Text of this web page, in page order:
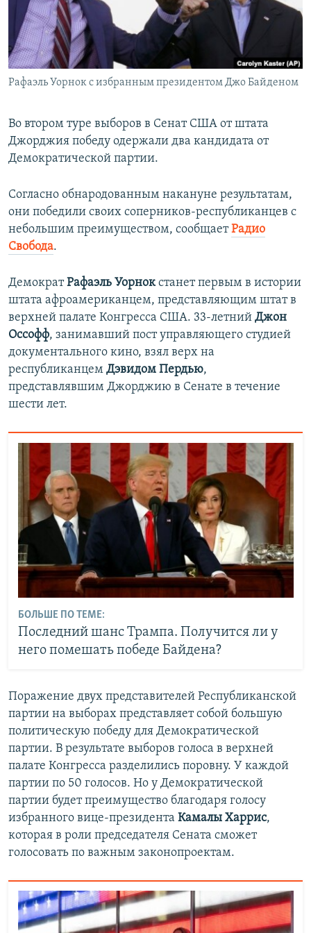
ПОБЕДИТЕЛЕЙ НЕ СУДЯТ?
КРЫМ.НЕПОКОРЕННЫЙ
ELIFBE
УКРАИНСКАЯ ПРОБЛЕМА КРЫМА
ПРИСОЕДИНЯЙТЕСЬ!
Рафаэль Уорнок с избранным президентом Джо Байденом
Во втором туре выборов в Сенат США от штата
Джорджия победу одержали два кандидата от
Демократической партии.
Согласно обнародованным накануне результатам,
они победили своих соперников-республиканцев с
небольшим преимуществом, сообщаетРадио
Свобода.
ДемократРафаэль Уорнокстанет первым в истории
штата афроамериканцем, представляющим штат в
верхней палате Конгресса США. 33-летний Джон
Оссофф, занимавший пост управляющего студией
документального кино, взял верх на
республиканцем Дэвидом Пердью,
представлявшим Джорджию в Сенате в течение
шести лет.
БОЛЬШЕ ПО ТЕМЕ:
Последний шанс Трампа. Получится ли у
него помешать победе Байдена?
Поражение двух представителей Республиканской
партии на выборах представляет собой большую
политическую победу для Демократической
партии. В результате выборов голоса в верхней
палате Конгресса разделились поровну. У каждой
партии по 50 голосов. Но у Демократической
партии будет преимущество благодаря голосу
избранного вице-президента Камалы Харрис,
которая в роли председателя Сената сможет
голосовать по важным законопроектам.